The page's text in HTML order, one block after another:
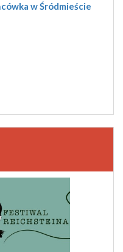
w Śródmieście